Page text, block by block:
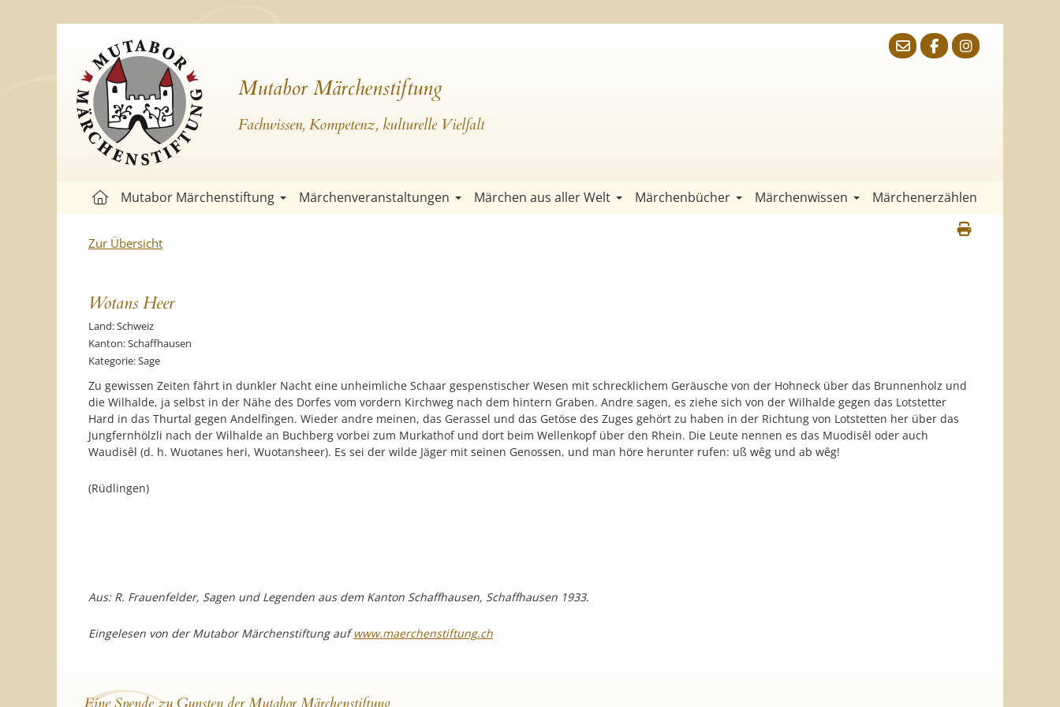
Mutabor Märchenstiftung
Fachwissen, Kompetenz, kulturelle Vielfalt
Mutabor Märchenstiftung Märchenveranstaltungen Märchen aus aller Welt Märchenbücher Märchenwissen Märchenerzählen
Zur Übersicht
Wotans Heer
Land: Schweiz
Kanton: Schaffhausen
Kategorie: Sage
Zu gewissen Zeiten fährt in dunkler Nacht eine unheimliche Schaar gespenstischer Wesen mit schrecklichem Geräusche von der Hohneck über das Brunnenholz und
die Wilhalde, ja selbst in der Nähe des Dorfes vom vordern Kirchweg nach dem hintern Graben. Andre sagen, es ziehe sich von der Wilhalde gegen das Lotstetter
Hard in das Thurtal gegen Andelfingen. Wieder andre meinen, das Gerassel und das Getöse des Zuges gehört zu haben in der Richtung von Lotstetten her über das
Jungfernhölzli nach der Wilhalde an Buchberg vorbei zum Murkathof und dort beim Wellenkopf über den Rhein. Die Leute nennen es das Muodisêl oder auch
Waudisêl (d. h. Wuotanes heri, Wuotansheer). Es sei der wilde Jäger mit seinen Genossen, und man höre herunter rufen: uß wêg und ab wêg!
(Rüdlingen)
Aus: R. Frauenfelder, Sagen und Legenden aus dem Kanton Schaffhausen, Schaffhausen 1933.
Eingelesen von der Mutabor Märchenstiftung aufwww.maerchenstiftung.ch